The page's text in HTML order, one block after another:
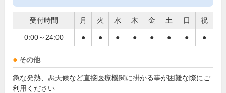
受付時間 月 火 水 木 金 土 日 祝
0:00～24:00 ● ● ● ● ● ● ● ●
その他
急な発熱、悪天候など直接医療機関に掛かる事が困難な際にご
利用ください